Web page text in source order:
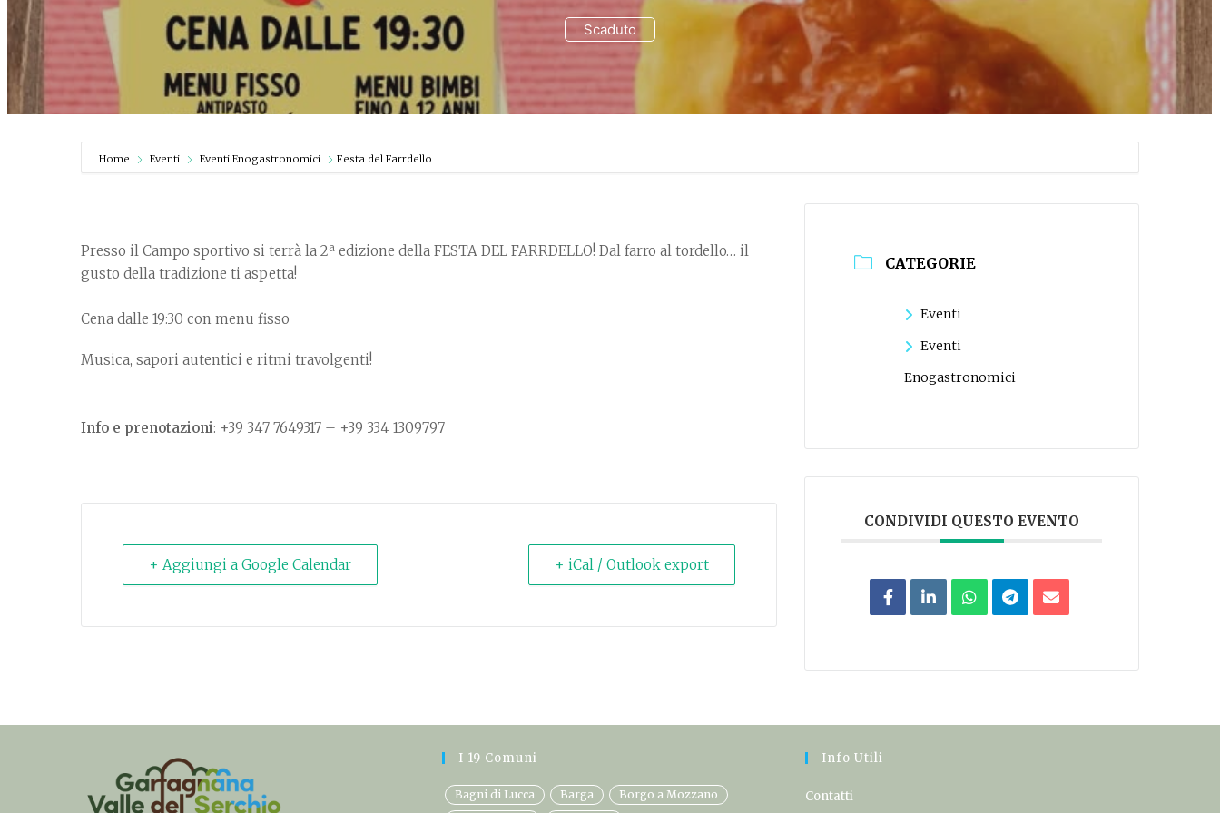
Scaduto
Home Eventi Eventi Enogastronomici Festa del Farrdello
Presso il Campo sportivo si terrà la 2ª edizione della FESTA DEL FARRDELLO! Dal farro al tordello… il
gusto della tradizione ti aspetta!
Cena dalle 19:30 con menu fisso
Musica, sapori autentici e ritmi travolgenti!
Info e prenotazioni: +39 347 7649317 – +39 334 1309797
+ Aggiungi a Google Calendar + iCal / Outlook export
CATEGORIE
Eventi
Eventi
Enogastronomici
CONDIVIDI QUESTO EVENTO
I 19 Comuni
Bagni di Lucca Barga Borgo a Mozzano
Info Utili
Contatti